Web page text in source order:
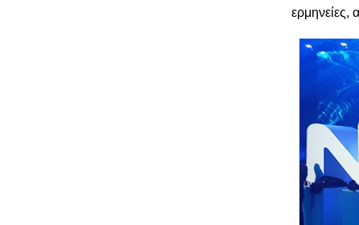
ερμηνείες,